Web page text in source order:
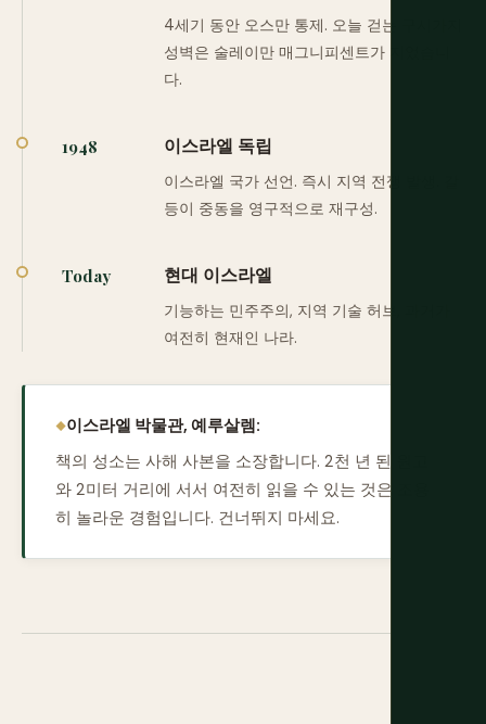
4세기 동안 오스만 통제. 오늘 걷는 구시가지
성벽은 술레이만 매그니피센트가 지었습니
다.
1948 이스라엘 독립
이스라엘 국가 선언. 즉시 지역 전쟁 발생. 갈
등이 중동을 영구적으로 재구성.
Today 현대 이스라엘
기능하는 민주주의, 지역 기술 허브, 과거가
여전히 현재인 나라.
이스라엘 박물관, 예루살렘:
책의 성소는 사해 사본을 소장합니다. 2천 년 된 원고
와 2미터 거리에 서서 여전히 읽을 수 있는 것은 조용
히 놀라운 경험입니다. 건너뛰지 마세요.